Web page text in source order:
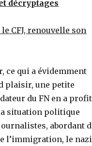
décryptages
CFJ, renouvelle son
ce qui a évidemment
plaisir, une petite
du FN en a
situation politique
abordant
l’immigration, le